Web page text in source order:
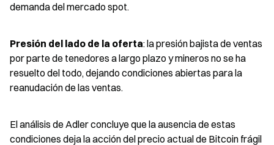
demanda del mercado spot.
Presión del lado de la oferta: la presión bajista de ventas
por parte de tenedores a largo plazo y mineros no se ha
resuelto del todo, dejando condiciones abiertas para la
reanudación de las ventas.
El análisis de Adler concluye que la ausencia de estas
condiciones deja la acción del precio actual de Bitcoin frágil